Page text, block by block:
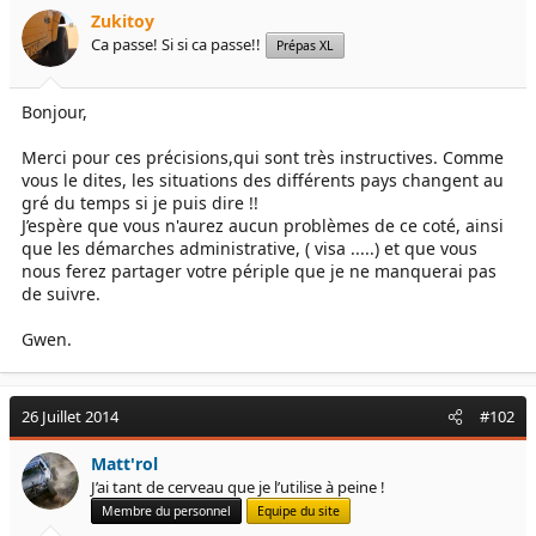
e
l
a
i
s
u
s
s
i
o
n
é
b
Zukitoy
Ca passe! Si si ca passe!! Prépas XL
Bonjour,
Merci pour ces précisions,qui sont très instructives. Comme
vous le dites, les situations des différents pays changent au
gré du temps si je puis dire !!
J’espère que vous n'aurez aucun problèmes de ce coté, ainsi
que les démarches administrative, ( visa .....) et que vous
nous ferez partager votre périple que je ne manquerai pas
de suivre.
Gwen.
26 Juillet 2014 #102
Matt'rol
J’ai tant de cerveau que je l’utilise à peine !
Membre du personnel Equipe du site